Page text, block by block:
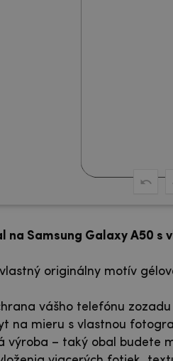
na Samsung Galaxy A50 s
originálny motív
vášho telefónu
na mieru s vlastnou
výroba – taký obal budete